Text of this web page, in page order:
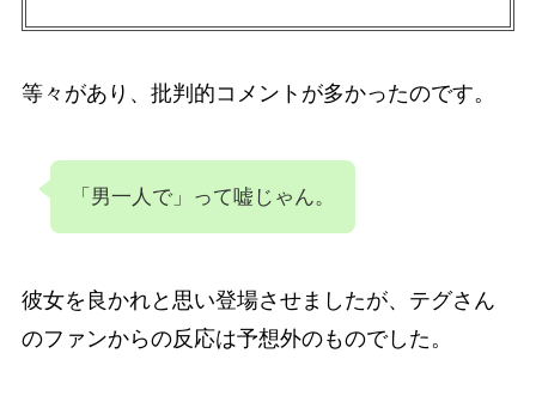
等々があり、批判的コメントが多かったのです。
「男一人で」って嘘じゃん。
彼女を良かれと思い登場させましたが、テグさん
のファンからの反応は予想外のものでした。